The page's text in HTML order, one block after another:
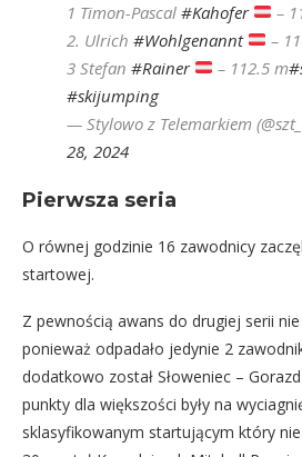
1 Timon-Pascal #Kahofer
–
2. Ulrich #Wohlgenannt
–
3 Stefan #Rainer – 112.5 m
#skijumping
— Stylowo z Telemarkiem
28, 2024
Pierwsza seria
O równej godzinie 16 zawodnicy
startowej.
Z pewnością awans do drugiej serii
ponieważ odpadało jedynie 2
dodatkowo został Słoweniec –
punkty dla większości były na
sklasyfikowanym startującym który nie